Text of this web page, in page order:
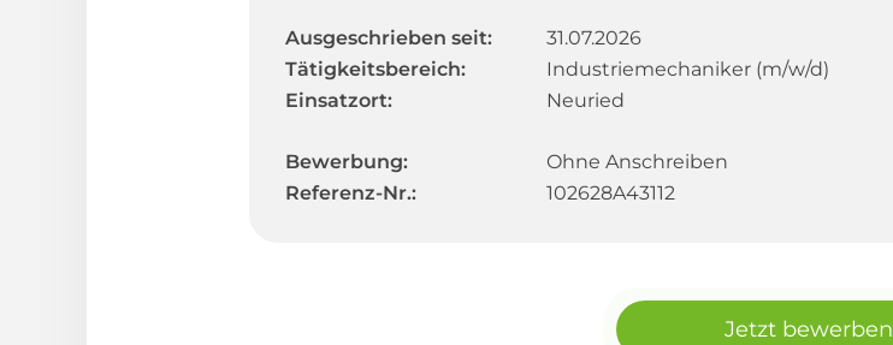
Ausgeschrieben seit:
31.07.2026
Tätigkeitsbereich:
Industriemechaniker (m/w/d)
Einsatzort:
Neuried
Bewerbung:
Ohne Anschreiben
Referenz-Nr.:
102628A43112
Jetzt bewerben